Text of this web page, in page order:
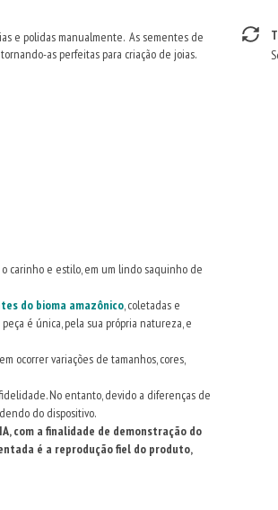
e polidas manualmente. As sementes de
as perfeitas para criação de joias.
carinho e estilo, em um lindo saquinho de
do bioma amazônico, coletadas e
é única, pela sua própria natureza, e
ocorrer variações de tamanhos, cores,
No entanto, devido a diferenças de
do dispositivo.
com a finalidade de demonstração do
é a reprodução fiel do produto,